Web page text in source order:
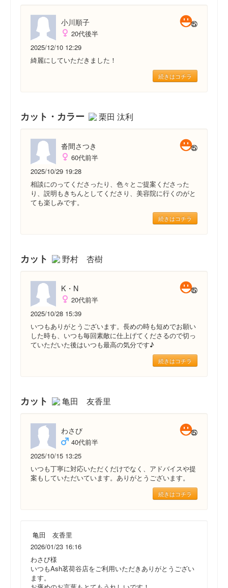
小川順子
20代後半
2025/12/10 12:29
綺麗にしていただきました！
続きはコチラ
カット・カラー 栗田 汰利
沓間さつき
60代前半
2025/10/29 19:28
相談にのってくださったり、色々とご提案くださった
り、説明もきちんとしてくださり、美容院に行くのがと
ても楽しみです。
続きはコチラ
カット 野村 杏樹
K・N
20代前半
2025/10/28 15:39
いつもありがとうございます。長めの時も短めでお願い
した時も、いつも毎回素敵に仕上げてくださるので切っ
ていただいた後はいつも最高の気分です♪
続きはコチラ
カット 亀田 友香里
わさび
40代前半
2025/10/15 13:25
いつも丁寧に対応いただくだけでなく、アドバイスや提
案もしていただいています。ありがとうございます。
続きはコチラ
亀田 友香里
2026/01/23 16:16
わさび様
いつもAsh茗荷谷店をご利用いただきありがとうござい
ます。